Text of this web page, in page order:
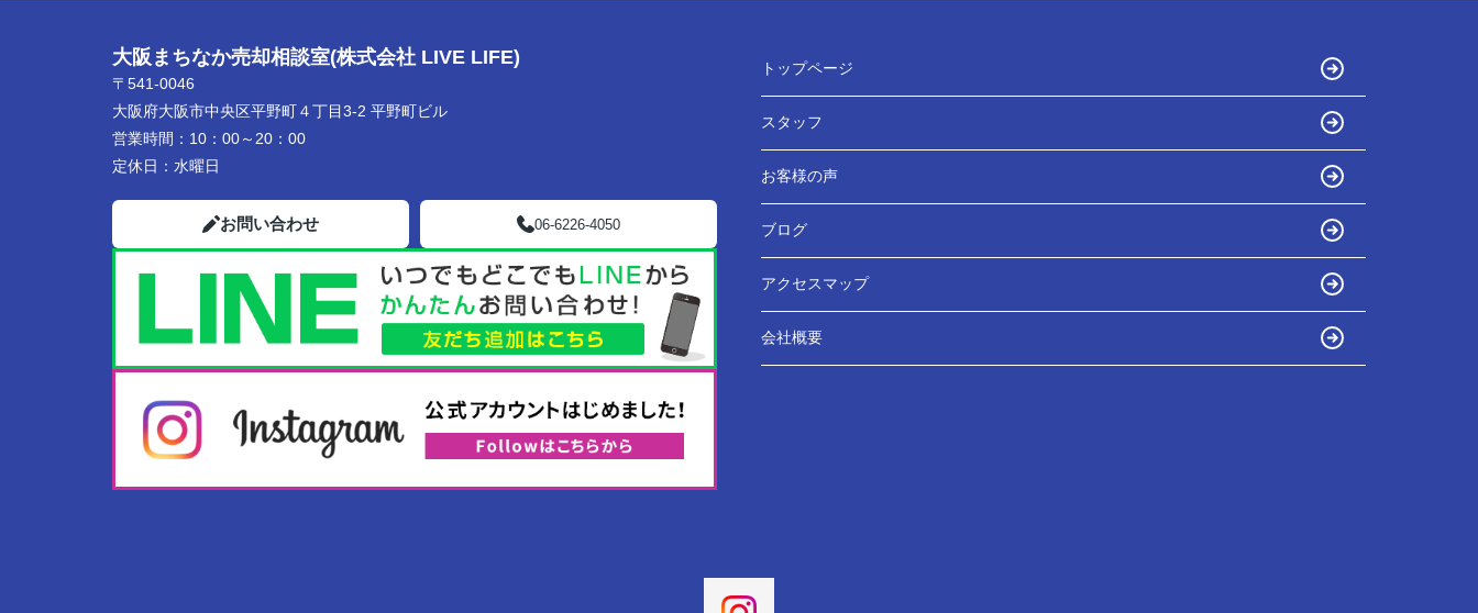
大阪まちなか売却相談室(株式会社 LIVE LIFE)
〒541-0046
大阪府大阪市中央区平野町４丁目3-2 平野町ビル
営業時間： 10：00～20：00
定休日： 水曜日
お問い合わせ 06-6226-4050
トップページ
スタッフ
お客様の声
ブログ
アクセスマップ
会社概要